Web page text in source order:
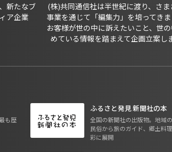
新たなブ
ア企業
(株)共同通信社は半世紀に渡り、さ
事業を通じて「編集力」を培ってきま
お客様が世の中に訴えたいこと、世
めている情報を踏まえて企画立案し
も歴
ふるさと発見 新聞社の本
全国の新聞社の出版物。地域の
民俗から旅のガイド、郷土料
彩に展開